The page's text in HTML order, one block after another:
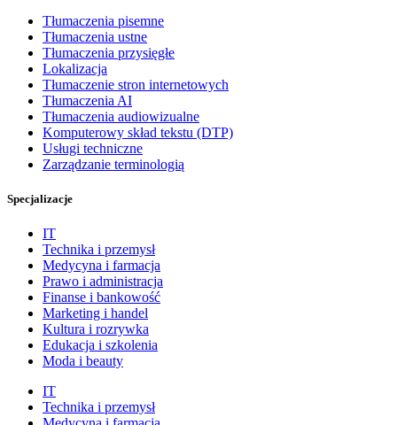
Tłumaczenia pisemne
Tłumaczenia ustne
Tłumaczenia przysięgłe
Lokalizacja
Tłumaczenie stron internetowych
Tłumaczenia AI
Tłumaczenia audiowizualne
Komputerowy skład tekstu (DTP)
Usługi techniczne
Zarządzanie terminologią
Specjalizacje
IT
Technika i przemysł
Medycyna i farmacja
Prawo i administracja
Finanse i bankowość
Marketing i handel
Kultura i rozrywka
Edukacja i szkolenia
Moda i beauty
IT
Technika i przemysł